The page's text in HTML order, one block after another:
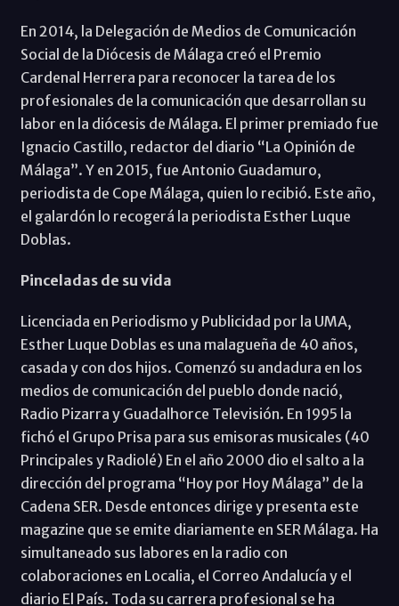
En 2014, la Delegación de Medios de Comunicación
Social de la Diócesis de Málaga creó el Premio
Cardenal Herrera para reconocer la tarea de los
profesionales de la comunicación que desarrollan su
labor en la diócesis de Málaga. El primer premiado fue
Ignacio Castillo, redactor del diario “La Opinión de
Málaga”. Y en 2015, fue Antonio Guadamuro,
periodista de Cope Málaga, quien lo recibió. Este año,
el galardón lo recogerá la periodista Esther Luque
Doblas.
Pinceladas de su vida
Licenciada en Periodismo y Publicidad por la UMA,
Esther Luque Doblas es una malagueña de 40 años,
casada y con dos hijos. Comenzó su andadura en los
medios de comunicación del pueblo donde nació,
Radio Pizarra y Guadalhorce Televisión. En 1995 la
fichó el Grupo Prisa para sus emisoras musicales (40
Principales y Radiolé) En el año 2000 dio el salto a la
dirección del programa “Hoy por Hoy Málaga” de la
Cadena SER. Desde entonces dirige y presenta este
magazine que se emite diariamente en SER Málaga. Ha
simultaneado sus labores en la radio con
colaboraciones en Localia, el Correo Andalucía y el
diario El País. Toda su carrera profesional se ha